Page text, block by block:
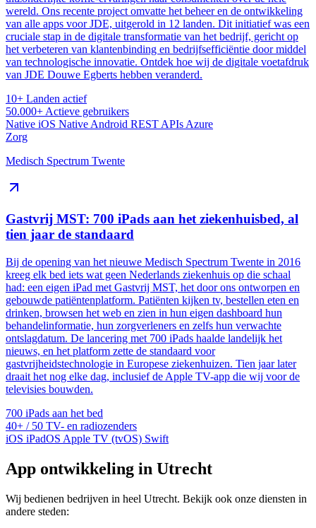
wereld. Ons recente project omvatte het beheer en de ontwikkeling
van alle apps voor JDE, uitgerold in 12 landen. Dit initiatief was een
cruciale stap in de digitale transformatie van het bedrijf, gericht op
het verbeteren van klantenbinding en bedrijfsefficiëntie door middel
van technologische innovatie. Ontdek hoe wij de digitale voetafdruk
van JDE Douwe Egberts hebben veranderd.
10+ Landen actief
50.000+ Actieve gebruikers
Native iOS Native Android REST APIs Azure
Zorg
Medisch Spectrum Twente
Gastvrij MST: 700 iPads aan het ziekenhuisbed, al
tien jaar de standaard
Bij de opening van het nieuwe Medisch Spectrum Twente in 2016
kreeg elk bed iets wat geen Nederlands ziekenhuis op die schaal
had: een eigen iPad met Gastvrij MST, het door ons ontworpen en
gebouwde patiëntenplatform. Patiënten kijken tv, bestellen eten en
drinken, browsen het web en zien in hun eigen dashboard hun
behandelinformatie, hun zorgverleners en zelfs hun verwachte
ontslagdatum. De lancering met 700 iPads haalde landelijk het
nieuws, en het platform zette de standaard voor
gastvrijheidstechnologie in Europese ziekenhuizen. Tien jaar later
draait het nog elke dag, inclusief de Apple TV-app die wij voor de
televisies bouwden.
700 iPads aan het bed
40+ / 50 TV- en radiozenders
iOS iPadOS Apple TV (tvOS) Swift
App ontwikkeling in Utrecht
Wij bedienen bedrijven in heel Utrecht. Bekijk ook onze diensten in
andere steden: